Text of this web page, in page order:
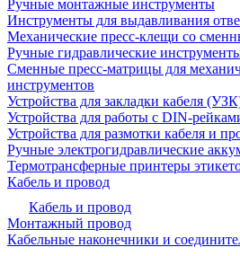
Ручные монтажные инструменты
Инструменты для выдавливания
Механические пресс-клещи со
Ручные гидравлические
Сменные пресс-матрицы для
инструментов
Устройства для закладки кабеля
Устройства для работы с DIN-
Устройства для размотки кабеля и
Ручные электрогидравлические
Термотрансферные принтеры
Кабель и провод
Кабель и провод
Монтажный провод
Кабельные наконечники и